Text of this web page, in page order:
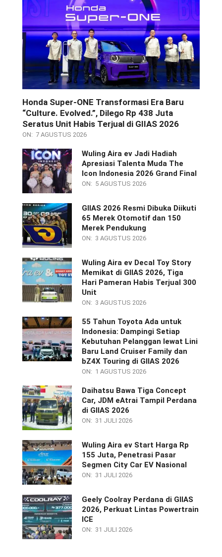
Honda Super-ONE Transformasi Era Baru
“Culture. Evolved.”, Dilego Rp 438 Juta
Seratus Unit Habis Terjual di GIIAS 2026
ON: 7 AGUSTUS 2026
Wuling Aira ev Jadi Hadiah
Apresiasi Talenta Muda The
Icon Indonesia 2026 Grand Final
ON: 5 AGUSTUS 2026
GIIAS 2026 Resmi Dibuka Diikuti
65 Merek Otomotif dan 150
Merek Pendukung
ON: 3 AGUSTUS 2026
Wuling Aira ev Decal Toy Story
Memikat di GIIAS 2026, Tiga
Hari Pameran Habis Terjual 300
Unit
ON: 3 AGUSTUS 2026
55 Tahun Toyota Ada untuk
Indonesia: Dampingi Setiap
Kebutuhan Pelanggan lewat Lini
Baru Land Cruiser Family dan
bZ4X Touring di GIIAS 2026
ON: 1 AGUSTUS 2026
Daihatsu Bawa Tiga Concept
Car, JDM eAtrai Tampil Perdana
di GIIAS 2026
ON: 31 JULI 2026
Wuling Aira ev Start Harga Rp
155 Juta, Penetrasi Pasar
Segmen City Car EV Nasional
ON: 31 JULI 2026
Geely Coolray Perdana di GIIAS
2026, Perkuat Lintas Powertrain
ICE
ON: 31 JULI 2026